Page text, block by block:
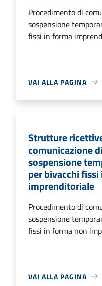
Procedimento di
sospensione
fissi in forma
VAI ALLA PAGINA
Strutture
comunicazione
sospensione
per bivacchi
imprenditoriale
Procedimento di
sospensione
fissi in forma non
VAI ALLA PAGINA